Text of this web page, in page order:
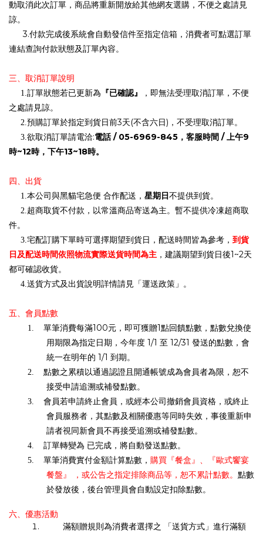
動取消此次訂單，商品將重新開放給其他網友選購，不便之處請見
諒。
3.付款完成後系統會自動發信件至指定信箱，消費者可點選訂單
連結查詢付款狀態及訂單內容。
三、取消訂單說明
1.訂單狀態若已更新為 『已確認』
，即無法受理取消訂單，不便
之處請見諒。
2.預購訂單於指定到貨日前3天 (不含六日 ) ，不受理取消訂單。
3.欲取消訂單請電洽:電話/ 05-6969-845 ，客服時間 /上午9
時~12時，下午13~18時。
四、出貨
1.本公司與黑貓宅急便 合作配送， 星期日 不提供到貨。
2.超商取貨不付款，以常溫商品寄送為主。暫不提供冷凍超商取
件。
3.宅配訂購下單時可選擇期望到貨日，配送時間皆為參考， 到貨
日及配送時間依照物流實際送貨時間為主 ，建議期望到貨日後1~2天
都可確認收貨。
4.送貨方式及出貨說明詳情請見「運送政策」。
五、會員點數
1. 單筆消費每滿100元，即可獲贈1 點回饋點數，點數兌換使
用期限為指定日期，今年度 1/1 至 12/31 發送的點數，會
統一在明年的 1/1 到期。
2.
點數之累積以通過認證且開通帳號成為會員者為限，恕不
接受申請追溯或補發點數。
3.
會員若申請終止會員，或經本公司撤銷會員資格，或終止
會員服務者，其點數及相關優惠等同時失效，事後重新申
請者視同新會員不再接受追溯或補發點數。
4.
訂單轉變為 已完成，將自動發送點數。
5.
單筆消費實付金額計算點數， 購買『餐盒』、『歐式饗宴
餐盤』 ，或公告之指定排除商品等，恕不累計點數。 點數
於發放後，後台管理員會自動設定扣除點數。
六、優惠活動
滿額贈規則為消費者選擇之 「送貨方式」進行滿額